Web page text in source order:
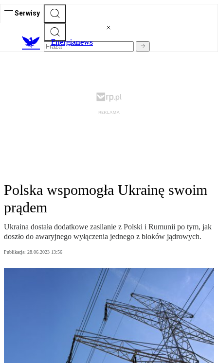
Serwisy
Energianews
Polska wspomogła Ukrainę swoim
prądem
Ukraina dostała dodatkowe zasilanie z Polski i Rumunii po tym, jak
doszło do awaryjnego wyłączenia jednego z bloków jądrowych.
Publikacja: 28.06.2023 13:56